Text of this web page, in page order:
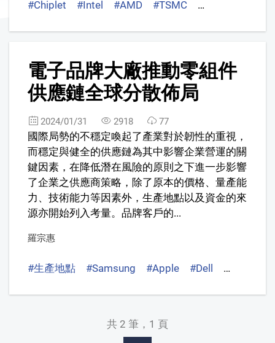
#Chiplet #Intel #AMD #TSMC #Samsung
電子品牌大廠推動零組件
供應鏈全球分散佈局
2024/01/31 2918 77
國際局勢的不穩定喚起了產業對於韌性的重視，
而穩定與健全的供應鏈為其中影響企業營運的關
鍵因素，在降低潛在風險的原則之下進一步影響
了企業之供應商策略，除了原本的價格、量產能
力、技術能力等因素外，生產地點以及資金的來
源亦開始列入考量。品牌客戶的...
羅宗惠
#生產地點 #Samsung #Apple #Dell #中國
共 2 筆，1 頁